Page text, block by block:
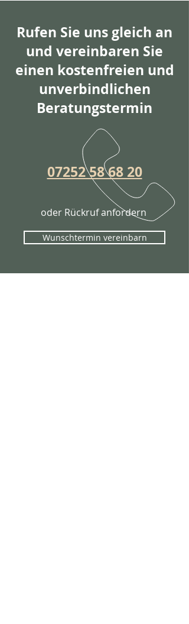
Rufen Sie uns gleich an
und vereinbaren Sie
einen kostenfreien und
unverbindlichen
Beratungstermin
07252 58 68 20
oder Rückruf anfordern
Wunschtermin vereinbarn